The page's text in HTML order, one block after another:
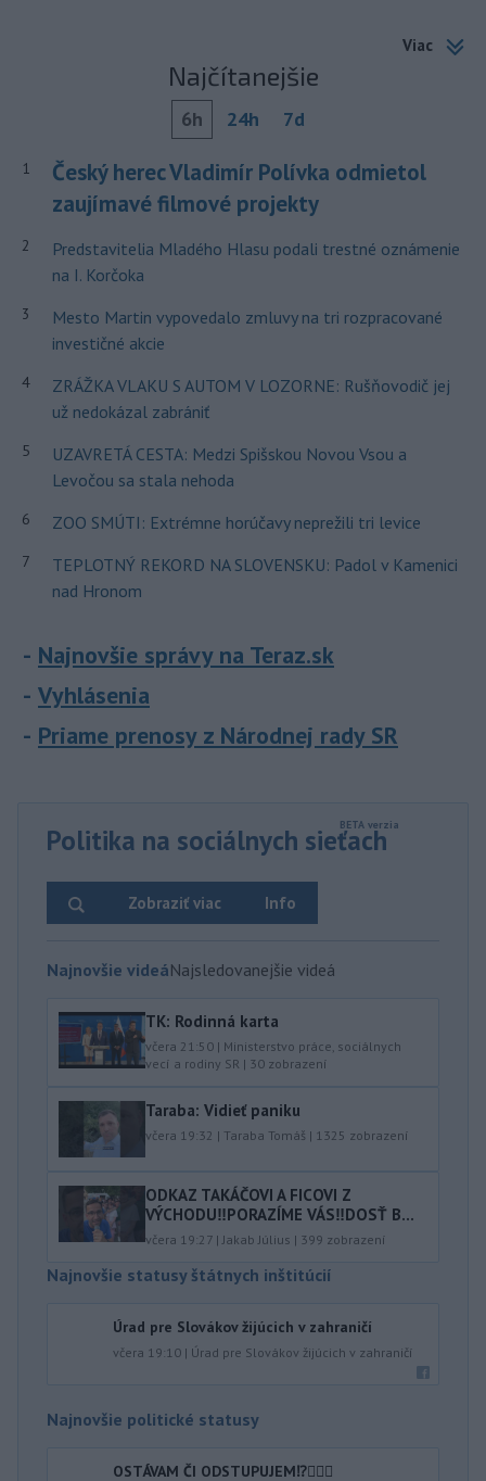
Viac
Najčítanejšie
6h 24h 7d
1
Český herec Vladimír Polívka odmietol
zaujímavé filmové projekty
2
Predstavitelia Mladého Hlasu podali trestné oznámenie
na I. Korčoka
3
Mesto Martin vypovedalo zmluvy na tri rozpracované
investičné akcie
4
ZRÁŽKA VLAKU S AUTOM V LOZORNE: Rušňovodič jej
už nedokázal zabrániť
5
UZAVRETÁ CESTA: Medzi Spišskou Novou Vsou a
Levočou sa stala nehoda
6 ZOO SMÚTI: Extrémne horúčavy neprežili tri levice
7
TEPLOTNÝ REKORD NA SLOVENSKU: Padol v Kamenici
nad Hronom
Najnovšie správy na Teraz.sk
Vyhlásenia
Priame prenosy z Národnej rady SR
Politika na sociálnych sieťach
Info
Zobraziť viac
Najnovšie videáNajsledovanejšie videá
TK: Rodinná karta
včera 21:50 | Ministerstvo práce, sociálnych
vecí a rodiny SR | 30 zobrazení
Taraba: Vidieť paniku
včera 19:32 | Taraba Tomáš | 1325 zobrazení
ODKAZ TAKÁČOVI A FICOVI Z
VÝCHODU‼️PORAZÍME VÁS‼️DOSŤ B...
včera 19:27 | Jakab Július | 399 zobrazení
Najnovšie statusy štátnych inštitúcií
Úrad pre Slovákov žijúcich v zahraničí
včera 19:10 | Úrad pre Slovákov žijúcich v zahraničí
Najnovšie politické statusy
OSTÁVAM ČI ODSTUPUJEM⁉️🤷🏻‍♂️